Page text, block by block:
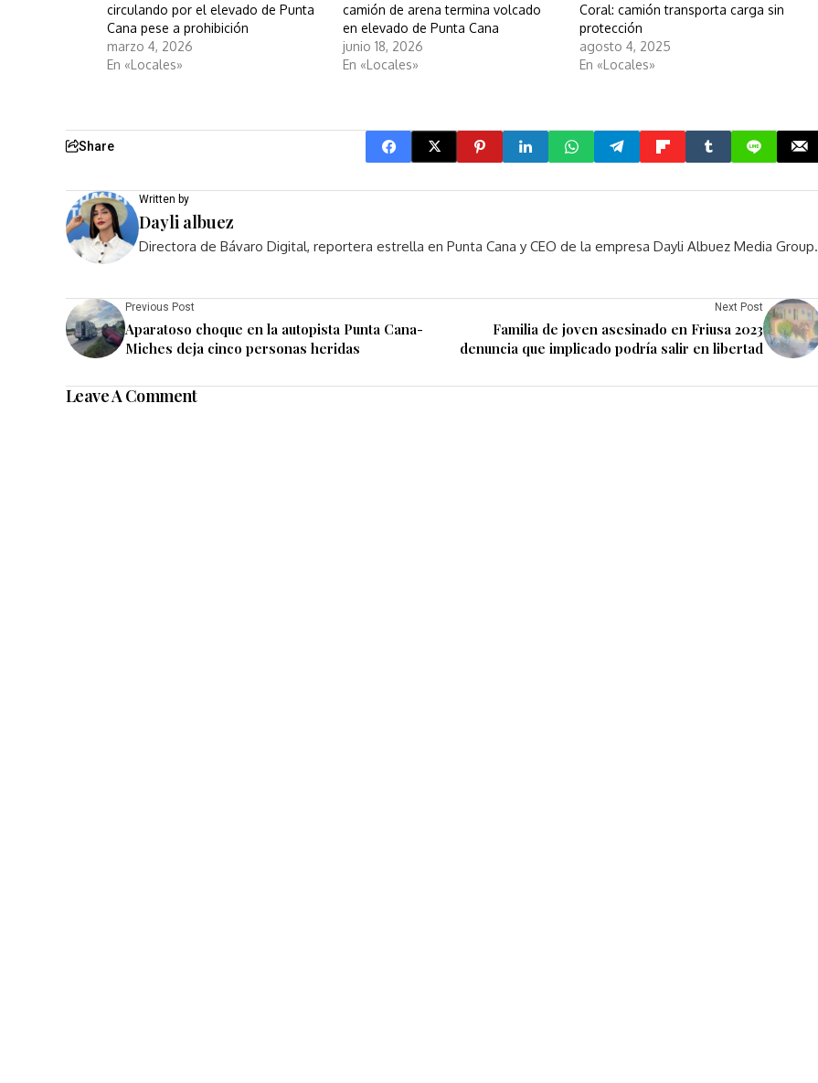
circulando por el elevado de Punta
Cana pese a prohibición
marzo 4, 2026
En «Locales»
camión de arena termina volcado
en elevado de Punta Cana
junio 18, 2026
En «Locales»
Coral: camión transporta carga sin
protección
agosto 4, 2025
En «Locales»
Share
Written by
Dayli albuez
Directora de Bávaro Digital, reportera estrella en Punta Cana y CEO de la empresa Dayli Albuez Media Group.
Previous Post
Aparatoso choque en la autopista Punta Cana-
Miches deja cinco personas heridas
Next Post
Familia de joven asesinado en Friusa 2023
denuncia que implicado podría salir en libertad
Leave A Comment